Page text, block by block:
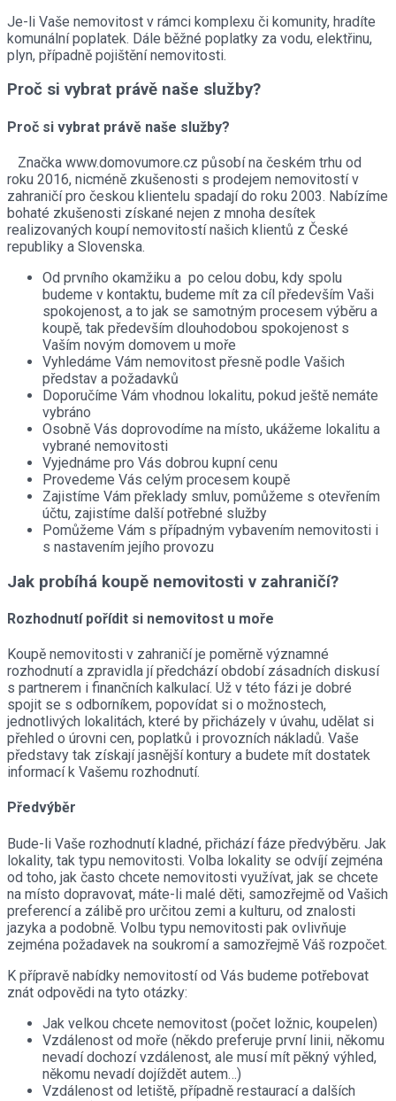
Je-li Vaše nemovitost v rámci komplexu či komunity, hradíte
komunální poplatek. Dále běžné poplatky za vodu, elektřinu,
plyn, případně pojištění nemovitosti.
Proč si vybrat právě naše služby?
Proč si vybrat právě naše služby?
Značka www.domovumore.cz působí na českém trhu od
roku 2016, nicméně zkušenosti s prodejem nemovitostí v
zahraničí pro českou klientelu spadají do roku 2003. Nabízíme
bohaté zkušenosti získané nejen z mnoha desítek
realizovaných koupí nemovitostí našich klientů z České
republiky a Slovenska.
Od prvního okamžiku a po celou dobu, kdy spolu
budeme v kontaktu, budeme mít za cíl především Vaši
spokojenost, a to jak se samotným procesem výběru a
koupě, tak především dlouhodobou spokojenost s
Vaším novým domovem u moře
Vyhledáme Vám nemovitost přesně podle Vašich
představ a požadavků
Doporučíme Vám vhodnou lokalitu, pokud ještě nemáte
vybráno
Osobně Vás doprovodíme na místo, ukážeme lokalitu a
vybrané nemovitosti
Vyjednáme pro Vás dobrou kupní cenu
Provedeme Vás celým procesem koupě
Zajistíme Vám překlady smluv, pomůžeme s otevřením
účtu, zajistíme další potřebné služby
Pomůžeme Vám s případným vybavením nemovitosti i
s nastavením jejího provozu
Jak probíhá koupě nemovitosti v zahraničí?
Rozhodnutí pořídit si nemovitost u moře
Koupě nemovitosti v zahraničí je poměrně významné
rozhodnutí a zpravidla jí předchází období zásadních diskusí
s partnerem i finančních kalkulací. Už v této fázi je dobré
spojit se s odborníkem, popovídat si o možnostech,
jednotlivých lokalitách, které by přicházely v úvahu, udělat si
přehled o úrovni cen, poplatků i provozních nákladů. Vaše
představy tak získají jasnější kontury a budete mít dostatek
informací k Vašemu rozhodnutí.
Předvýběr
Bude-li Vaše rozhodnutí kladné, přichází fáze předvýběru. Jak
lokality, tak typu nemovitosti. Volba lokality se odvíjí zejména
od toho, jak často chcete nemovitosti využívat, jak se chcete
na místo dopravovat, máte-li malé děti, samozřejmě od Vašich
preferencí a zálibě pro určitou zemi a kulturu, od znalosti
jazyka a podobně. Volbu typu nemovitosti pak ovlivňuje
zejména požadavek na soukromí a samozřejmě Váš rozpočet.
K přípravě nabídky nemovitostí od Vás budeme potřebovat
znát odpovědi na tyto otázky:
Jak velkou chcete nemovitost (počet ložnic, koupelen)
Vzdálenost od moře (někdo preferuje první linii, někomu
nevadí dochozí vzdálenost, ale musí mít pěkný výhled,
někomu nevadí dojíždět autem…)
Vzdálenost od letiště, případně restaurací a dalších